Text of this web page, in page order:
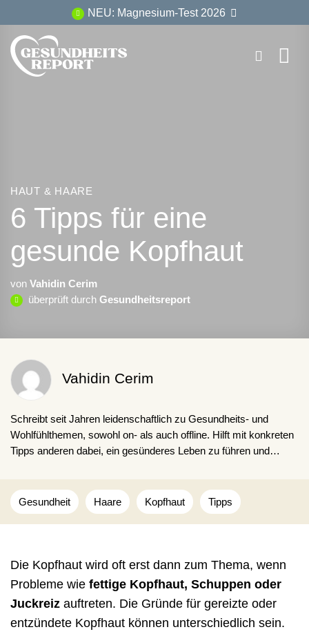
Inhalt
springen
NEU: Magnesium-Test 2026
HAUT & HAARE
6 Tipps für eine
gesunde Kopfhaut
von Vahidin Cerim
überprüft durch Gesundheitsreport
Vahidin Cerim
Schreibt seit Jahren leidenschaftlich zu Gesundheits- und
Wohlfühlthemen, sowohl on- als auch offline. Hilft mit konkreten
Tipps anderen dabei, ein gesünderes Leben zu führen und
Gesundheit
Haare Kopfhaut Tipps
Die Kopfhaut wird oft erst dann zum Thema, wenn
Probleme wie fettige Kopfhaut, Schuppen oder
Juckreiz auftreten. Die Gründe für gereizte oder
entzündete Kopfhaut können unterschiedlich sein.